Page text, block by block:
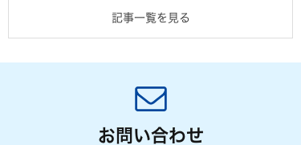
記事一覧を見る
お問い合わせ